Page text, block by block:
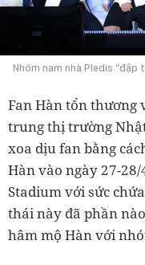
Nhóm nam nhà Pledis “đập
Fan Hàn tổn thương
trung thị trường
xoa dịu fan bằng
Hàn vào ngày 27-28/
Stadium với sức
thái này đã phần
hâm mộ Hàn với